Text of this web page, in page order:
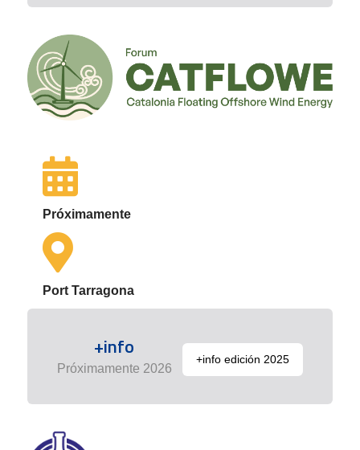
Próximamente
Port Tarragona
+info
Próximamente 2026
+info edición 2025